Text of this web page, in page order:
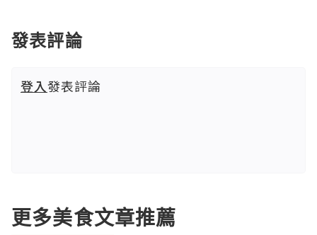
發表評論
登入發表評論
更多美食文章推薦